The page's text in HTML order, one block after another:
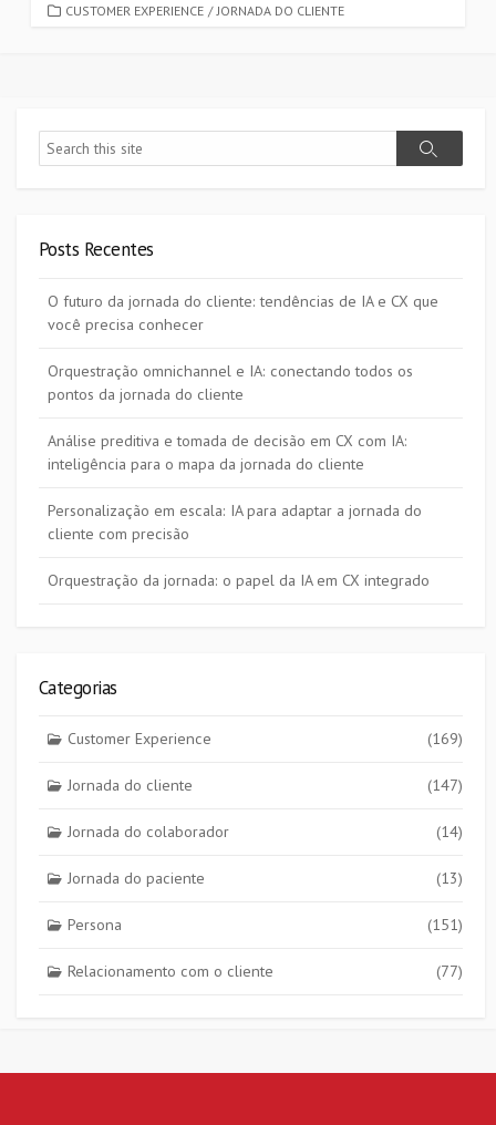
CATEGORIES
CUSTOMER EXPERIENCE / JORNADA DO CLIENTE
Search
Search
Posts Recentes
O futuro da jornada do cliente: tendências de IA e CX que
você precisa conhecer
Orquestração omnichannel e IA: conectando todos os
pontos da jornada do cliente
Análise preditiva e tomada de decisão em CX com IA:
inteligência para o mapa da jornada do cliente
Personalização em escala: IA para adaptar a jornada do
cliente com precisão
Orquestração da jornada: o papel da IA em CX integrado
Categorias
Customer Experience (169)
Jornada do cliente (147)
Jornada do colaborador (14)
Jornada do paciente (13)
Persona (151)
Relacionamento com o cliente (77)